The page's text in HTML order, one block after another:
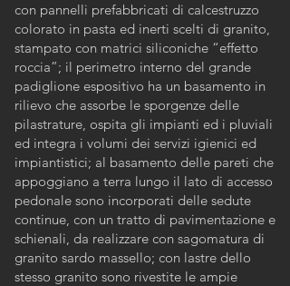
con pannelli prefabbricati di calcestruzzo
colorato in pasta ed inerti scelti di granito,
stampato con matrici siliconiche “effetto
roccia”; il perimetro interno del grande
padiglione espositivo ha un basamento in
rilievo che assorbe le sporgenze delle
pilastrature, ospita gli impianti ed i pluviali
ed integra i volumi dei servizi igienici ed
impiantistici; al basamento delle pareti che
appoggiano a terra lungo il lato di accesso
pedonale sono incorporati delle sedute
continue, con un tratto di pavimentazione e
schienali, da realizzare con sagomatura di
granito sardo massello; con lastre dello
stesso granito sono rivestite le ampie